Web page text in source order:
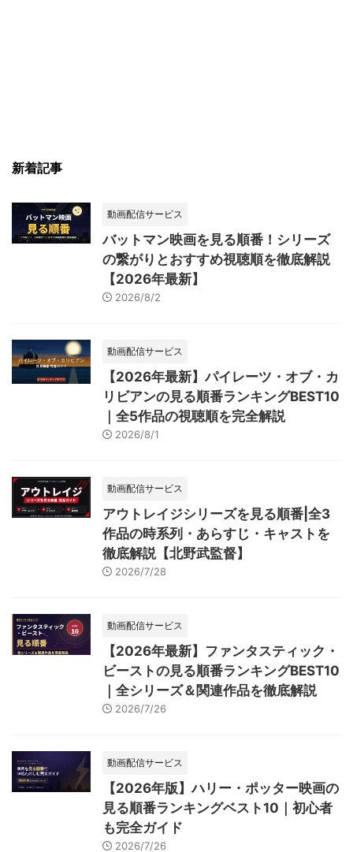
新着記事
動画配信サービス
バットマン映画を見る順番！シリーズ
の繋がりとおすすめ視聴順を徹底解説
【2026年最新】
2026/8/2
動画配信サービス
【2026年最新】パイレーツ・オブ・カ
リビアンの見る順番ランキングBEST10
｜全5作品の視聴順を完全解説
2026/8/1
動画配信サービス
アウトレイジシリーズを見る順番|全3
作品の時系列・あらすじ・キャストを
徹底解説【北野武監督】
2026/7/28
動画配信サービス
【2026年最新】ファンタスティック・
ビーストの見る順番ランキングBEST10
｜全シリーズ＆関連作品を徹底解説
2026/7/26
動画配信サービス
【2026年版】ハリー・ポッター映画の
見る順番ランキングベスト10｜初心者
も完全ガイド
2026/7/26